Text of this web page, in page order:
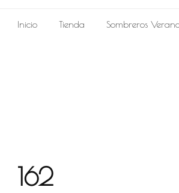
Inicio Tienda Sombreros
162